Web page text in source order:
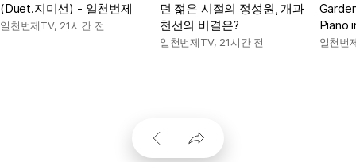
(Duet.지미선) - 일천번제
일천번제TV, 21시간 전
던 젊은 시절의 정성원, 개과
천선의 비결은?
일천번제TV, 21시간 전
Piano
일천번